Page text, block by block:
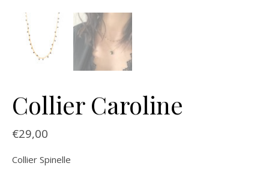
Collier Caroline
€29,00
Collier Spinelle